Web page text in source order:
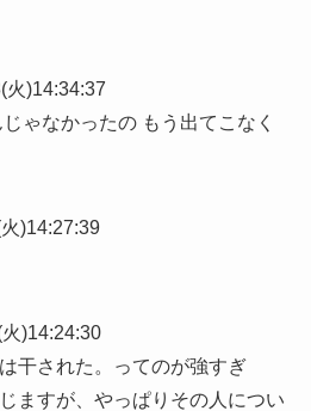
火)14:34:37
ゃなかったの もう出てこなく
)14:27:39
)14:24:30
干された。ってのが強すぎ
ますが、やっぱりその人につい